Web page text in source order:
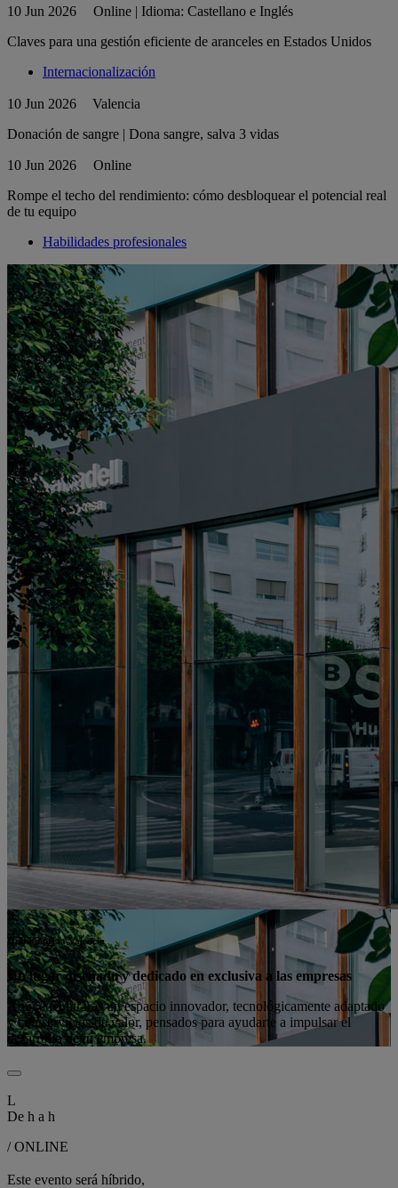
10 Jun 2026
Online | Idioma: Castellano e Inglés
Claves para una gestión eficiente de aranceles en Estados Unidos
Internacionalización
10 Jun 2026
Valencia
Donación de sangre | Dona sangre, salva 3 vidas
10 Jun 2026
Online
Rompe el techo del rendimiento: cómo desbloquear el potencial real
de tu equipo
Habilidades profesionales
Hub Empresa Valencia
Un lugar diseñado y dedicado en exclusiva a las empresas
Aquí encontrarás un espacio innovador, tecnológicamente adaptado
y con servicios de valor, pensados para ayudarte a impulsar el
desarrollo de tu empresa.
L
De h a h
/ ONLINE
Este evento será híbrido,